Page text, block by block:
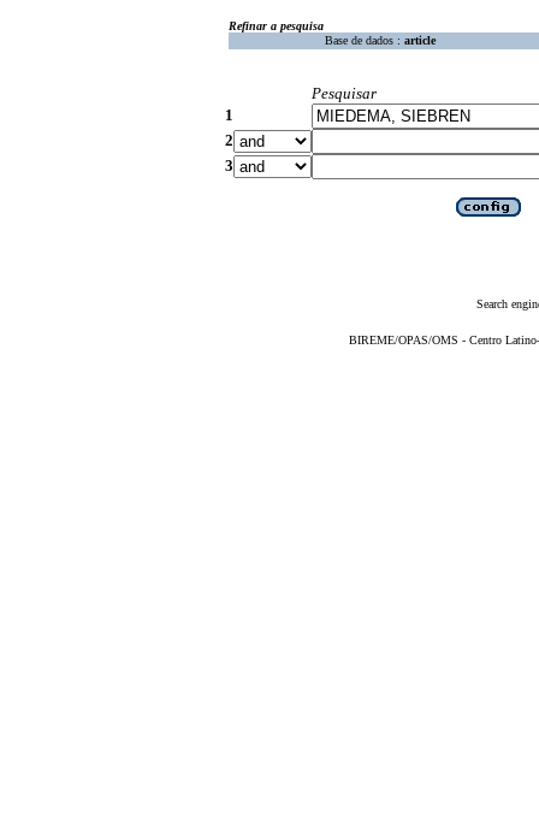
Refinar a pesquisa
Base de dados : article
Pesquisar
1
2
3
Search
BIREME/OPAS/OMS - Centro Latino-